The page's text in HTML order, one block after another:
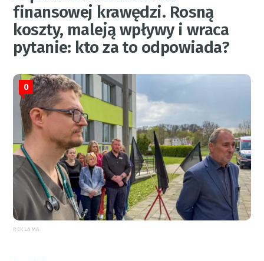
finansowej krawędzi. Rosną
koszty, maleją wpływy i wraca
pytanie: kto za to odpowiada?
0
REKLAMA